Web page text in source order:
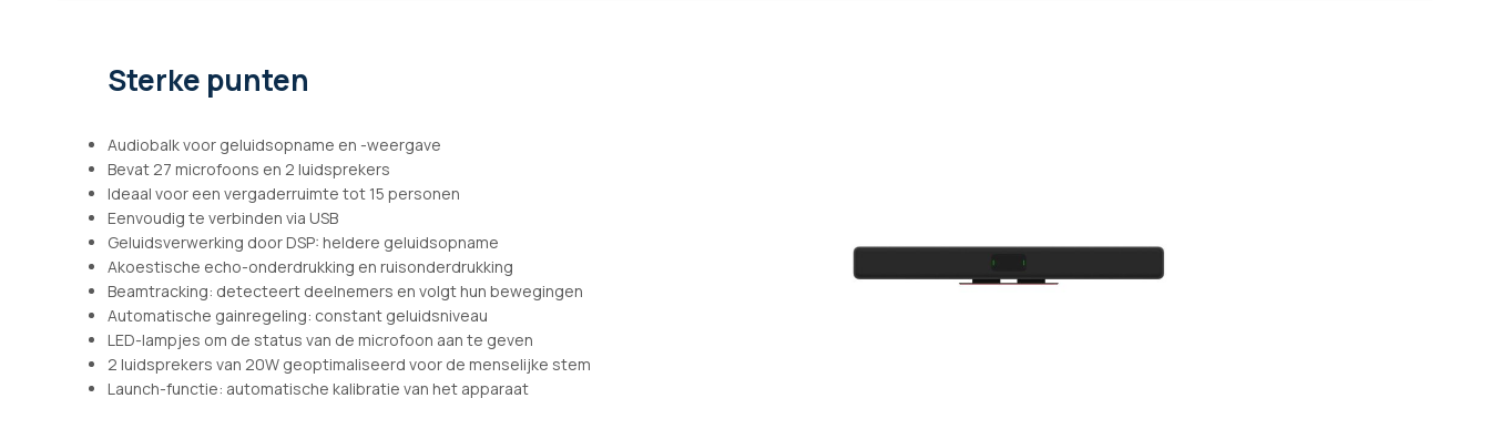
afbeeldingen-
Sterke punten
Audiobalk voor geluidsopname en -weergave
Bevat 27 microfoons en 2 luidsprekers
Ideaal voor een vergaderruimte tot 15 personen
Eenvoudig te verbinden via USB
Geluidsverwerking door DSP: heldere geluidsopname
Akoestische echo-onderdrukking en ruisonderdrukking
Beamtracking: detecteert deelnemers en volgt hun bewegingen
Automatische gainregeling: constant geluidsniveau
LED-lampjes om de status van de microfoon aan te geven
2 luidsprekers van 20W geoptimaliseerd voor de menselijke stem
Launch-functie: automatische kalibratie van het apparaat